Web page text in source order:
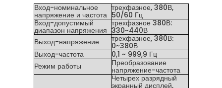
Вход-номинальное
напряжение и частота
трехфазное, 380В,
50/60 Гц
Вход-допустимый
диапазон напряжения
трехфазное 380В:
330~440В
Выход-напряжение
трехфазное, 380В:
0~380В
Выход-частота
0,1 ~ 999,9 Гц
Режим работы
Преобразование
напряжение-частота
Четырех разрядный
экранный дисплей,